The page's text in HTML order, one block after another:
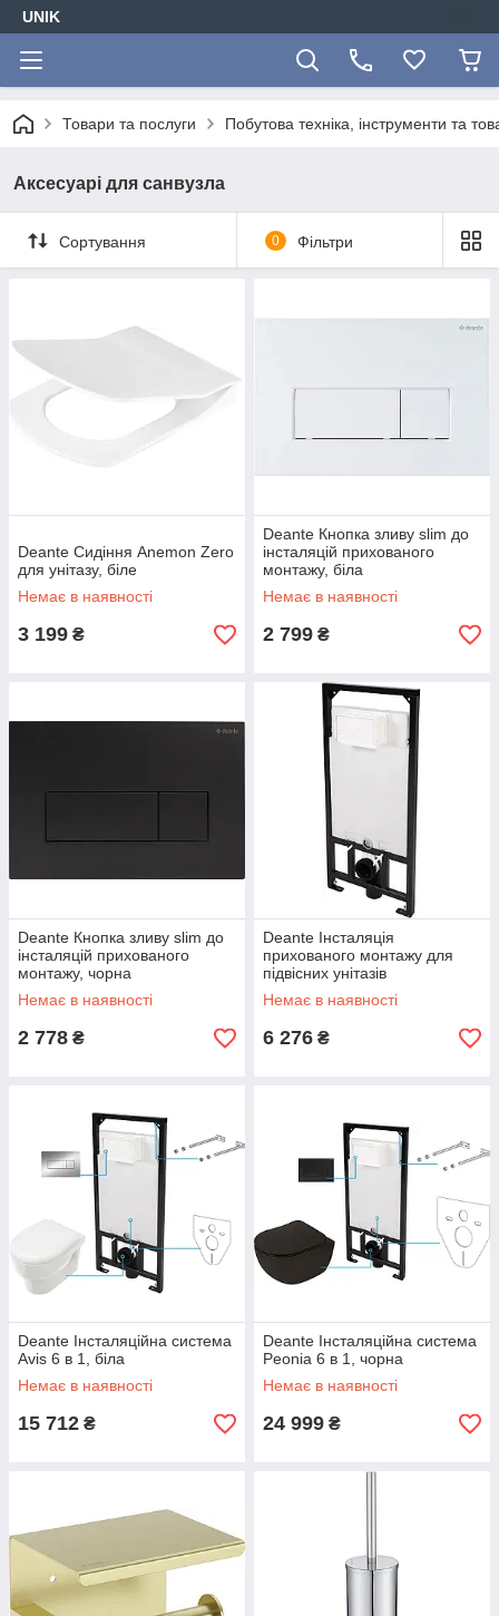
UNIK
Товари та послуги Побутова техніка, інструменти та
Аксесуарі для санвузла
Сортування 0 Фільтри
Deante Сидіння Anemon Zero
для унітазу, біле
Немає в наявності
3 199 ₴
Deante Кнопка зливу slim до
інсталяцій прихованого
монтажу, біла
Немає в наявності
2 799 ₴
Deante Кнопка зливу slim до
інсталяцій прихованого
монтажу, чорна
Немає в наявності
2 778 ₴
Deante Інсталяція
прихованого монтажу для
підвісних унітазів
Немає в наявності
6 276 ₴
Deante Інсталяційна система
Avis 6 в 1, біла
Немає в наявності
15 712 ₴
Deante Інсталяційна система
Peonia 6 в 1, чорна
Немає в наявності
24 999 ₴